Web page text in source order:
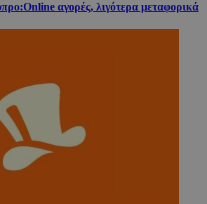
αγορές, λιγότερα μεταφορικά